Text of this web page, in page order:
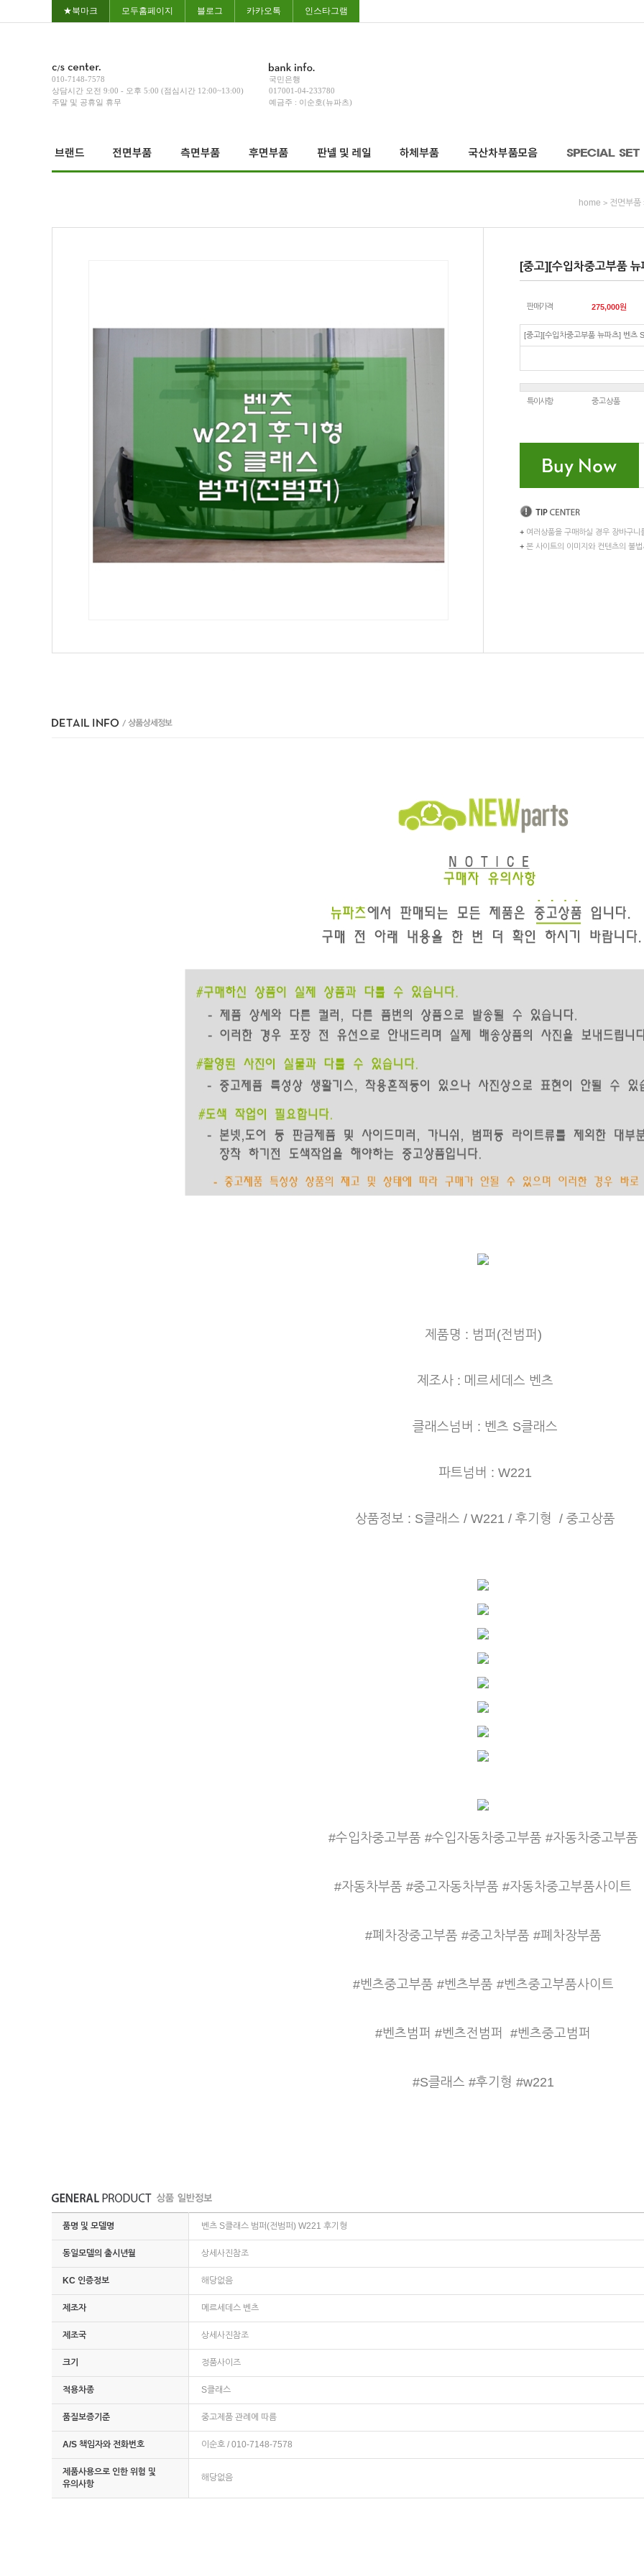
★북마크 모두홈페이지 블로그 카카오톡 인스타그램
010-7148-7578
상담시간 오전 9:00 - 오후 5:00 (점심시간 12:00~13:00)
주말 및 공휴일 휴무
국민은행
017001-04-233780
예금주 : 이순호(뉴파츠)
home > 전면부품
[중고][수입차중고부품
판매가격 275,000원
[중고][수입차중고부품 뉴파츠] 벤츠
특이사항 중고상품
+ 여러상품을 구매하실 경우 장바구니
+ 본 사이트의 이미지와 컨텐츠의 불법
제품명 : 범퍼(전범퍼)
제조사 : 메르세데스 벤츠
클래스넘버 : 벤츠 S클래스
파트넘버 : W221
상품정보 : S클래스 / W221 / 후기형 / 중고상품
#수입차중고부품 #수입자동차중고부품 #자동차중고부품
#자동차부품 #중고자동차부품 #자동차중고부품사이트
#폐차장중고부품 #중고차부품 #폐차장부품
#벤츠중고부품 #벤츠부품 #벤츠중고부품사이트
#벤츠범퍼 #벤츠전범퍼 #벤츠중고범퍼
#S클래스 #후기형 #w221
품명 및 모델명 벤츠 S클래스 범퍼(전범퍼) W221 후기형
동일모델의 출시년월 상세사진참조
KC 인증정보 해당없음
제조자 메르세데스 벤츠
제조국 상세사진참조
크기 정품사이즈
적용차종 S클래스
품질보증기준 중고제품 관례에 따름
A/S 책임자와 전화번호 이순호 / 010-7148-7578
제품사용으로 인한 위험 및
유의사항
해당없음